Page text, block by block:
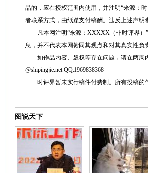
品的，应在授权范围内使用，并注明“来源：
者联系方式，由纸媒支付稿酬。违反上述声明
凡本网注明“来源：XXXXX（非时评界）”
息，并不代表本网赞同其观点和对其真实性负
如作品内容、版权等存在问题，请在两周内
@shipingjie.net QQ:1969838368
时评界暂未实行稿件付费制。所有投稿的
图说天下